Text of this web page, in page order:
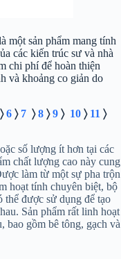
một sản phẩm mang tính
các kiến trúc sư và nhà
chi phí để hoàn thiện
và khoảng co giản do
〉6 〉7 〉8 〉9 〉10 〉11 〉
số lượng ít hơn tại các
chất lượng cao này cung
làm từ một sự pha trộn
hoạt tính chuyên biệt, bộ
thể được sử dụng để tạo
Sản phẩm rất linh hoạt
bao gồm bê tông, gạch và